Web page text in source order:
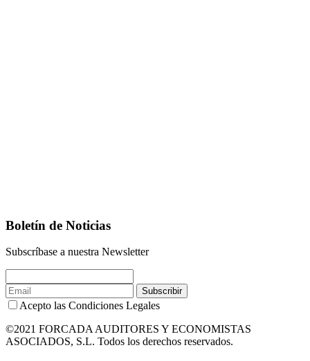
Boletín de Noticias
Subscríbase a nuestra Newsletter
Subscribir
Acepto las Condiciones Legales
©2021 FORCADA AUDITORES Y ECONOMISTAS
ASOCIADOS, S.L. Todos los derechos reservados.